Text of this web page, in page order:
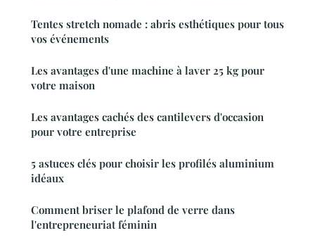
Tentes stretch nomade : abris esthétiques pour tous
vos événements
Les avantages d'une machine à laver 25 kg pour
votre maison
Les avantages cachés des cantilevers d'occasion
pour votre entreprise
5 astuces clés pour choisir les profilés aluminium
idéaux
Comment briser le plafond de verre dans
l'entrepreneuriat féminin